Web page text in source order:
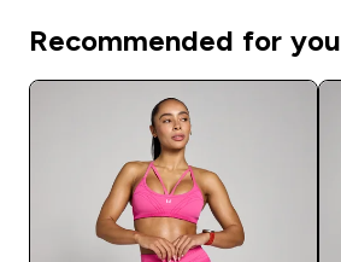
Recommended for you